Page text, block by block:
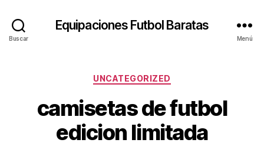
Buscar
Equipaciones Futbol Baratas
Menú
Categorías
UNCATEGORIZED
camisetas de futbol
edicion limitada